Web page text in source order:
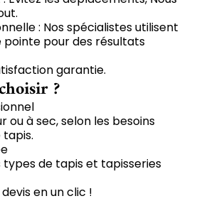
: Nos spécialistes utilisent
pointe pour des résultats
garantie.
?
ou à sec, selon les besoins
types de tapis et tapisseries
en un clic !